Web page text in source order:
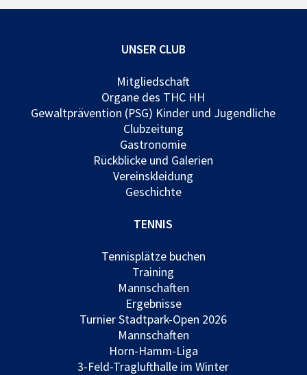
UNSER CLUB
Mitgliedschaft
Organe des THC HH
Gewaltprävention (PSG) Kinder und Jugendliche
Clubzeitung
Gastronomie
Rückblicke und Galerien
Vereinskleidung
Geschichte
TENNIS
Tennisplätze buchen
Training
Mannschaften
Ergebnisse
Turnier Stadtpark-Open 2026
Mannschaften
Horn-Hamm-Liga
3-Feld-Traglufthalle im Winter